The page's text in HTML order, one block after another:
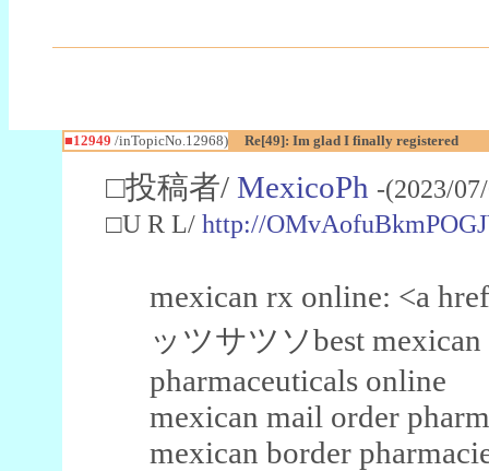
■12949 /inTopicNo.12968) Re[49]: Im glad I finally registered
□投稿者/ MexicoPh -(2023/
□U R L/ http://
mexican rx online: <a
ッツサツソbest mexican
pharmaceuticals online
mexican mail order
mexican border